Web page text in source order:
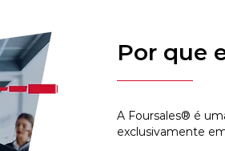
Por que
A Foursales® é
exclusivamente